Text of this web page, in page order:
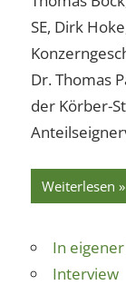
SE, Dirk
Dr. Thomas
der Körber-
Weiterlesen
In eigener
Interview